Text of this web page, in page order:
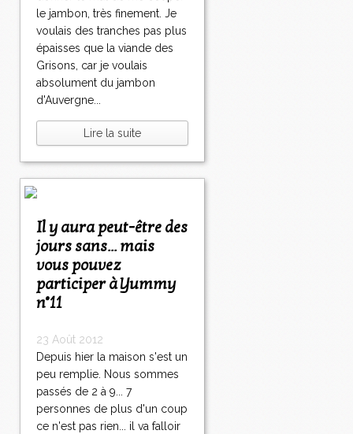
le jambon, très finement. Je
voulais des tranches pas plus
épaisses que la viande des
Grisons, car je voulais
absolument du jambon
d'Auvergne...
Lire la suite
Il y aura peut-être des
jours sans... mais
vous pouvez
participer à Yummy
n°11
23 Août 2012
Depuis hier la maison s'est un
peu remplie. Nous sommes
passés de 2 à 9... 7
personnes de plus d'un coup
ce n'est pas rien... il va falloir